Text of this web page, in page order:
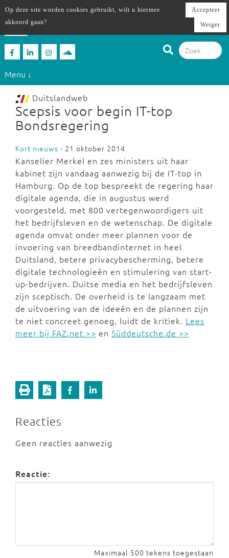
Menu ↓
Duitslandweb
Scepsis voor begin IT-top
Bondsregering
Kort nieuws - 21 oktober 2014
Kanselier Merkel en zes ministers uit haar
kabinet zijn vandaag aanwezig bij de IT-top in
Hamburg. Op de top bespreekt de regering haar
digitale agenda, die in augustus werd
voorgesteld, met 800 vertegenwoordigers uit
het bedrijfsleven en de wetenschap. De digitale
agenda omvat onder meer plannen voor de
invoering van breedbandinternet in heel
Duitsland, betere privacybescherming, betere
digitale technologieën en stimulering van start-
up-bedrijven. Duitse media en het bedrijfsleven
zijn sceptisch. De overheid is te langzaam met
de uitvoering van de ideeën en de plannen zijn
te niet concreet genoeg, luidt de kritiek. Lees
meer bij FAZ.net >> en Süddeutsche.de >>
Reacties
Geen reacties aanwezig
Reactie:
Maximaal 500 tekens toegestaan
Op deze site worden cookies gebruikt, wilt u hiermee
akkoord gaan?
Accepteer
Weiger